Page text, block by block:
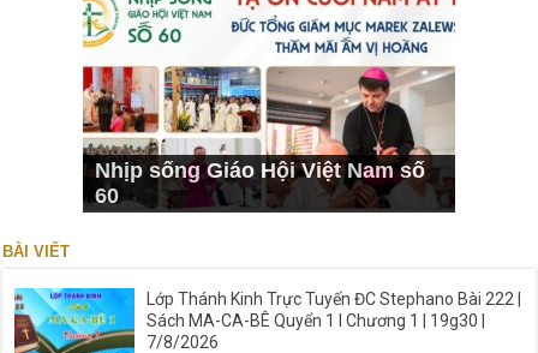
Nhịp sống Giáo Hội Việt Nam số
60
BÀI VIẾT
Lớp Thánh Kinh Trực Tuyến ĐC Stephano Bài 222 |
Sách MA-CA-BÊ Quyển 1 I Chương 1 | 19g30 |
7/8/2026